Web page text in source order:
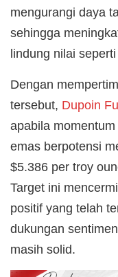
mengurangi daya
sehingga
lindung nilai
Dengan
tersebut, Dupoin
apabila
emas berpotensi
$5.386 per troy
Target ini
positif yang telah
dukungan
masih solid.